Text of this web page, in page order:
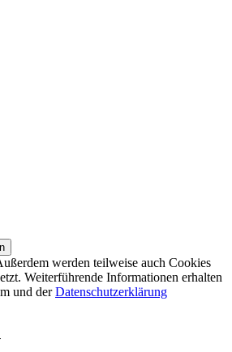
werden teilweise auch Cookies
Weiterführende Informationen erhalten
und derDatenschutzerklärung